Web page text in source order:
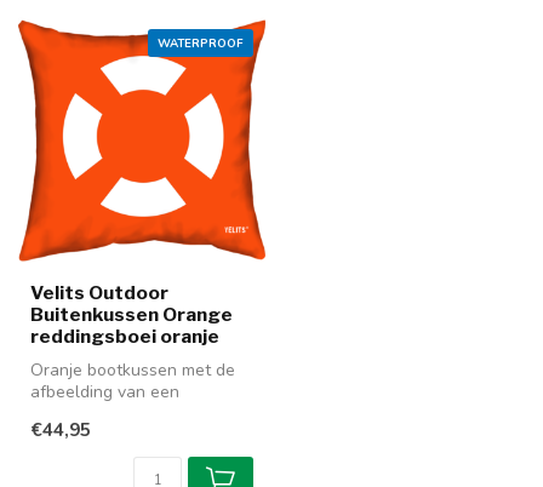
WATERPROOF
Velits Outdoor
Buitenkussen Orange
reddingsboei oranje
Oranje bootkussen met de
afbeelding van een
komt uit d...
€44,95